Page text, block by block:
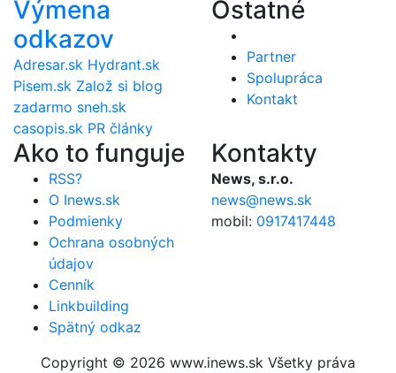
Výmena
odkazov
Adresar.sk Hydrant.sk
Pisem.sk Založ si blog
zadarmo sneh.sk
casopis.sk PR články
Ostatné
Partner
Spolupráca
Kontakt
Ako to funguje
RSS?
O Inews.sk
Podmienky
Ochrana osobných
údajov
Cenník
Linkbuilding
Spätný odkaz
Kontakty
News, s.r.o.
news@news.sk
mobil: 0917417448
Copyright © 2026 www.inews.sk Všetky práva